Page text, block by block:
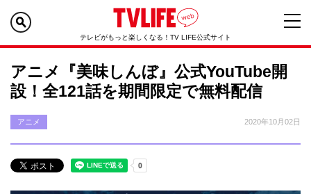
テレビがもっと楽しくなる！TV LIFE公式サイト
アニメ『美味しんぼ』公式YouTube開
設！全121話を期間限定で無料配信
アニメ 2020年10月02日